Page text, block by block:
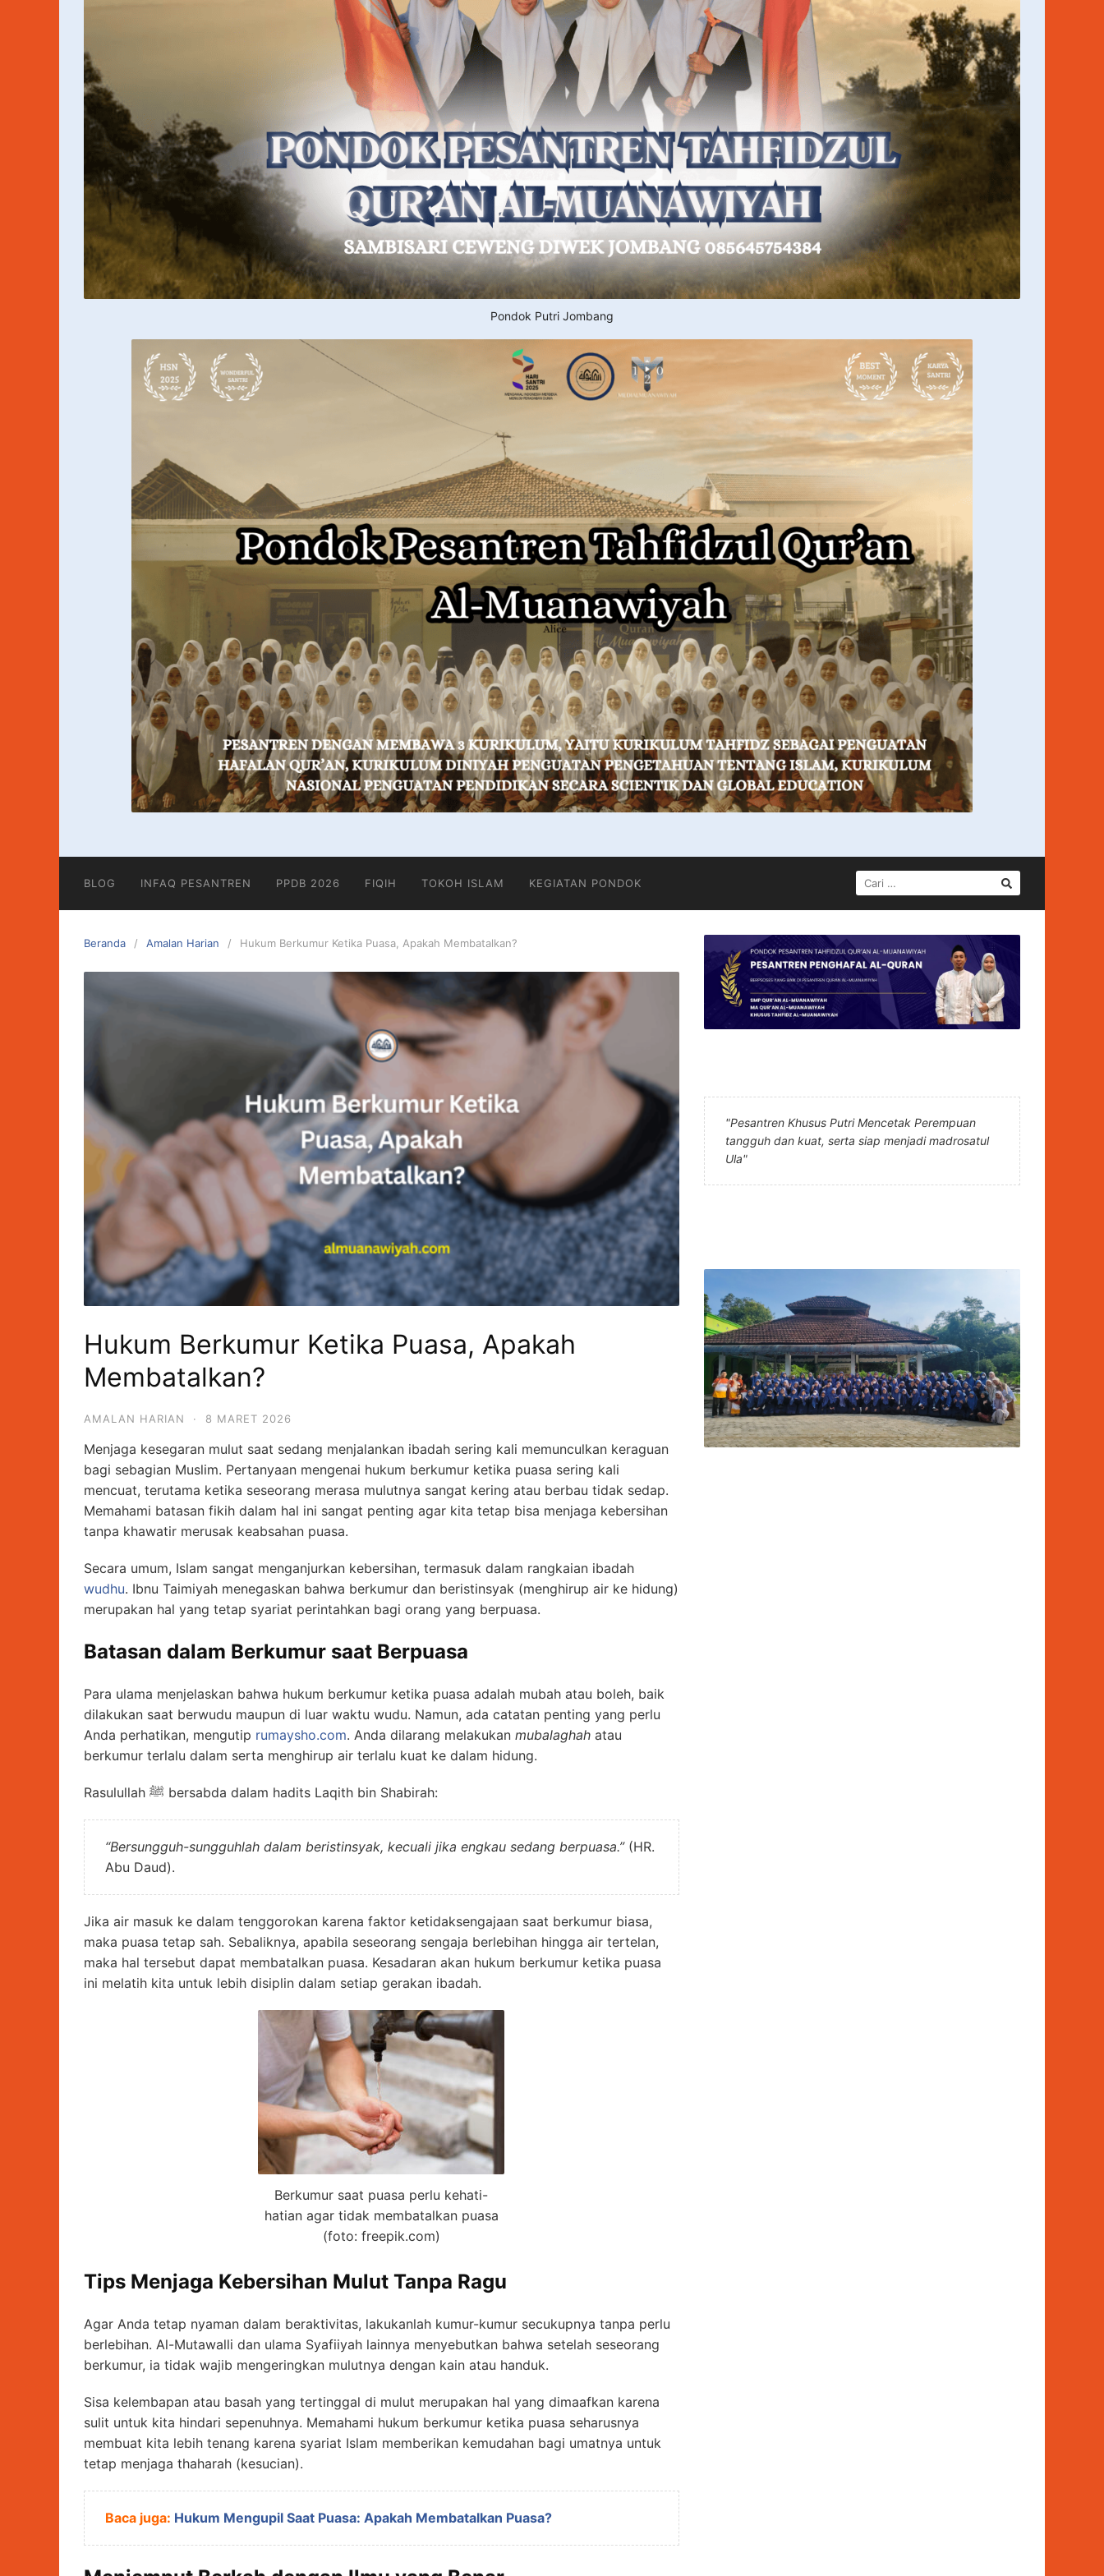
Pondok Putri Jombang
BLOG INFAQ PESANTREN PPDB 2026 FIQIH TOKOH ISLAM KEGIATAN PONDOK
CARI
UNTUK:
Beranda Amalan Harian Hukum Berkumur Ketika Puasa, Apakah Membatalkan?
Hukum Berkumur Ketika Puasa, Apakah
Membatalkan?
AMALAN HARIAN · 8 MARET 2026
Menjaga kesegaran mulut saat sedang menjalankan ibadah sering kali memunculkan keraguan
bagi sebagian Muslim. Pertanyaan mengenai hukum berkumur ketika puasa sering kali
mencuat, terutama ketika seseorang merasa mulutnya sangat kering atau berbau tidak sedap.
Memahami batasan fikih dalam hal ini sangat penting agar kita tetap bisa menjaga kebersihan
tanpa khawatir merusak keabsahan puasa.
Secara umum, Islam sangat menganjurkan kebersihan, termasuk dalam rangkaian ibadah
wudhu. Ibnu Taimiyah menegaskan bahwa berkumur dan beristinsyak (menghirup air ke hidung)
merupakan hal yang tetap syariat perintahkan bagi orang yang berpuasa.
Batasan dalam Berkumur saat Berpuasa
Para ulama menjelaskan bahwa hukum berkumur ketika puasa adalah mubah atau boleh, baik
dilakukan saat berwudu maupun di luar waktu wudu. Namun, ada catatan penting yang perlu
Anda perhatikan, mengutip rumaysho.com. Anda dilarang melakukan mubalaghah atau
berkumur terlalu dalam serta menghirup air terlalu kuat ke dalam hidung.
Rasulullah ﷺ bersabda dalam hadits Laqith bin Shabirah:
“Bersungguh-sungguhlah dalam beristinsyak, kecuali jika engkau sedang berpuasa.”(HR.
Abu Daud).
Jika air masuk ke dalam tenggorokan karena faktor ketidaksengajaan saat berkumur biasa,
maka puasa tetap sah. Sebaliknya, apabila seseorang sengaja berlebihan hingga air tertelan,
maka hal tersebut dapat membatalkan puasa. Kesadaran akan hukum berkumur ketika puasa
ini melatih kita untuk lebih disiplin dalam setiap gerakan ibadah.
Berkumur saat puasa perlu kehati-
hatian agar tidak membatalkan puasa
(foto: freepik.com)
Tips Menjaga Kebersihan Mulut Tanpa Ragu
Agar Anda tetap nyaman dalam beraktivitas, lakukanlah kumur-kumur secukupnya tanpa perlu
berlebihan. Al-Mutawalli dan ulama Syafiiyah lainnya menyebutkan bahwa setelah seseorang
berkumur, ia tidak wajib mengeringkan mulutnya dengan kain atau handuk.
Sisa kelembapan atau basah yang tertinggal di mulut merupakan hal yang dimaafkan karena
sulit untuk kita hindari sepenuhnya. Memahami hukum berkumur ketika puasa seharusnya
membuat kita lebih tenang karena syariat Islam memberikan kemudahan bagi umatnya untuk
tetap menjaga thaharah (kesucian).
Baca juga: Hukum Mengupil Saat Puasa: Apakah Membatalkan Puasa?
"Pesantren Khusus Putri Mencetak Perempuan
tangguh dan kuat, serta siap menjadi madrosatul
Ula"